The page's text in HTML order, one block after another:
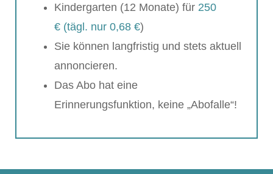
Kindergarten (12 Monate) für 250
€ (tägl. nur 0,68 €)
Sie können langfristig und stets aktuell
annoncieren.
Das Abo hat eine
Erinnerungsfunktion, keine „Abofalle“!